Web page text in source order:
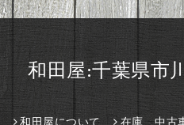
和田屋:千葉県市
和田屋について 在庫、中古